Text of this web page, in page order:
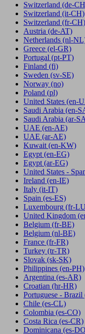
Switzerland (de-
Switzerland (it-CH)
Switzerland (fr-CH)
Austria (de-AT)
Netherlands (nl-
Greece (el-GR)
Portugal (pt-PT)
Finland (fi)
Sweden (sv-SE)
Norway (no)
Poland (pl)
United States (en-
Saudi Arabia (en-
Saudi Arabia (ar-
UAE (en-AE)
UAE (ar-AE)
Kuwait (en-KW)
Egypt (en-EG)
Egypt(ar-EG)
United States -
Ireland (en-IE)
Italy (it-IT)
Spain (es-ES)
Luxembourg (fr-
United Kingdom
Belgium (fr-BE)
Belgium (nl-BE)
France (fr-FR)
Turkey (tr-TR)
Slovak (sk-SK)
Philippines (en-PH)
Argentina (es-AR)
Croatian (hr-HR)
Portuguese - Brazil
Chile (es-CL)
Colombia (es-CO)
Costa Rica (es-CR)
Dominicana (es-